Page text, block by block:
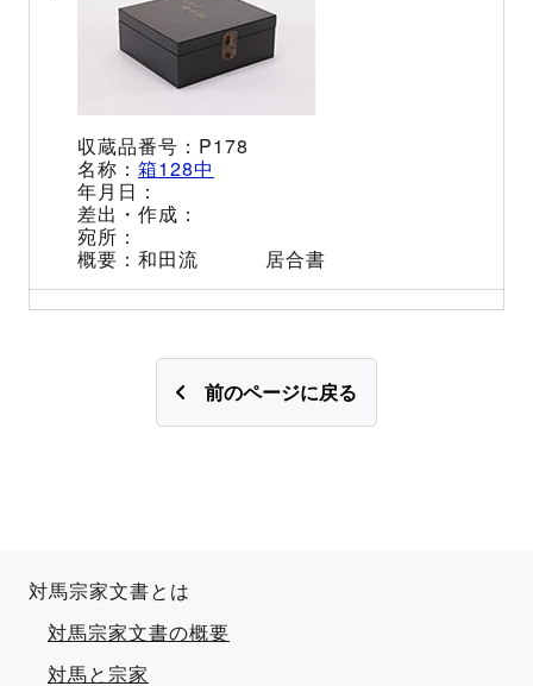
P178
箱128中
和田流 居合書
前のページに戻る
対馬宗家文書とは
対馬宗家文書の概要
対馬と宗家